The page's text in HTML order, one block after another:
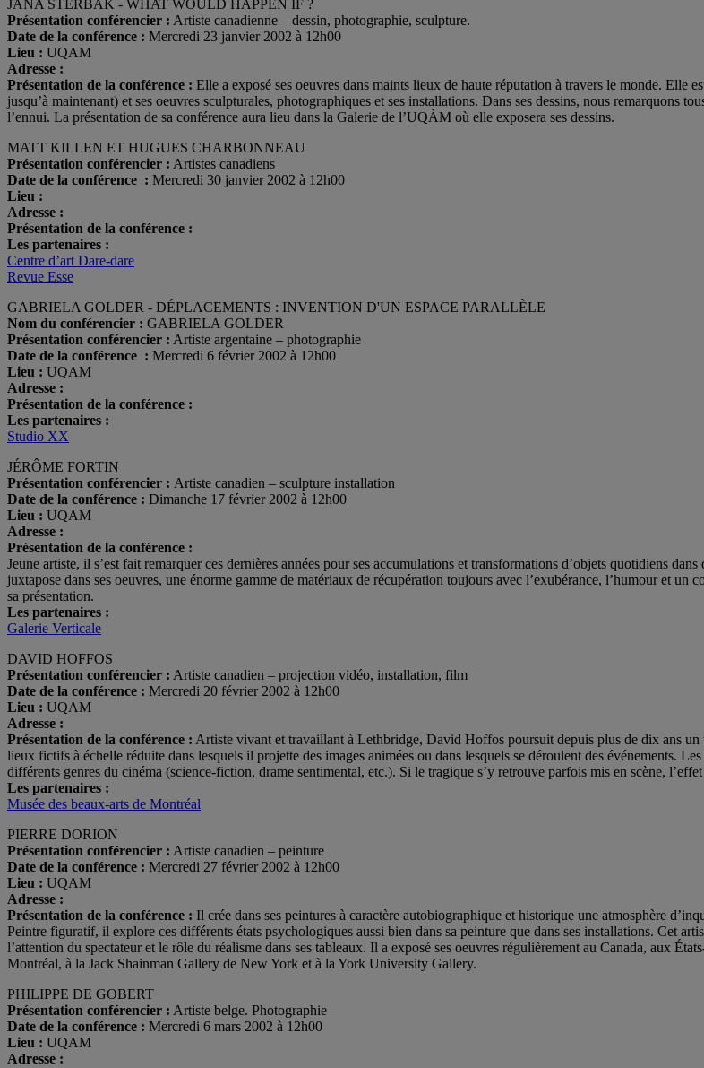
JANA STERBAK - WHAT WOULD HAPPEN IF ?
Présentation conférencier : Artiste canadienne – dessin, photographie, sculpture.
Date de la conférence : Mercredi 23 janvier 2002 à 12h00
Lieu : UQAM
Adresse :
Présentation de la conférence : Elle a exposé ses oeuvres dans maints lieux de haute réputation à travers le monde. Elle
jusqu’à maintenant) et ses oeuvres sculpturales, photographiques et ses installations. Dans ses dessins, nous remarquons
l’ennui. La présentation de sa conférence aura lieu dans la Galerie de l’UQÀM où elle exposera ses dessins.
MATT KILLEN ET HUGUES CHARBONNEAU
Présentation conférencier : Artistes canadiens
Date de la conférence : Mercredi 30 janvier 2002 à 12h00
Lieu :
Adresse :
Présentation de la conférence :
Les partenaires :
Centre d’art Dare-dare
Revue Esse
GABRIELA GOLDER - DÉPLACEMENTS : INVENTION D'UN ESPACE PARALLÈLE
Nom du conférencier : GABRIELA GOLDER
Présentation conférencier : Artiste argentaine – photographie
Date de la conférence : Mercredi 6 février 2002 à 12h00
Lieu : UQAM
Adresse :
Présentation de la conférence :
Les partenaires :
Studio XX
JÉRÔME FORTIN
Présentation conférencier : Artiste canadien – sculpture installation
Date de la conférence : Dimanche 17 février 2002 à 12h00
Lieu : UQAM
Adresse :
Présentation de la conférence :
Jeune artiste, il s’est fait remarquer ces dernières années pour ses accumulations et transformations d’objets quotidiens
juxtapose dans ses oeuvres, une énorme gamme de matériaux de récupération toujours avec l’exubérance, l’humour et
sa présentation.
Les partenaires :
Galerie Verticale
DAVID HOFFOS
Présentation conférencier : Artiste canadien – projection vidéo, installation, film
Date de la conférence : Mercredi 20 février 2002 à 12h00
Lieu : UQAM
Adresse :
Présentation de la conférence : Artiste vivant et travaillant à Lethbridge, David Hoffos poursuit depuis plus de dix ans un
lieux fictifs à échelle réduite dans lesquels il projette des images animées ou dans lesquels se déroulent des événements.
différents genres du cinéma (science-fiction, drame sentimental, etc.). Si le tragique s’y retrouve parfois mis en scène,
Les partenaires :
Musée des beaux-arts de Montréal
PIERRE DORION
Présentation conférencier : Artiste canadien – peinture
Date de la conférence : Mercredi 27 février 2002 à 12h00
Lieu : UQAM
Adresse :
Présentation de la conférence : Il crée dans ses peintures à caractère autobiographique et historique une atmosphère
Peintre figuratif, il explore ces différents états psychologiques aussi bien dans sa peinture que dans ses installations. Cet
l’attention du spectateur et le rôle du réalisme dans ses tableaux. Il a exposé ses oeuvres régulièrement au Canada, aux
Montréal, à la Jack Shainman Gallery de New York et à la York University Gallery.
PHILIPPE DE GOBERT
Présentation conférencier : Artiste belge. Photographie
Date de la conférence : Mercredi 6 mars 2002 à 12h00
Lieu : UQAM
Adresse :